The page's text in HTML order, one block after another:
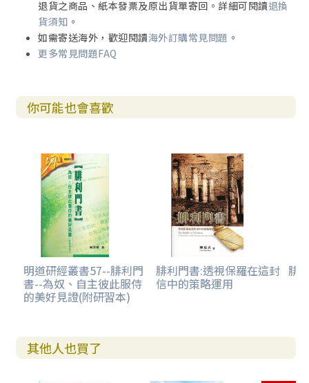
退貨之商品、紙本發票及原出貨單寄回。詳細可閱讀退換
貨須知 。
如需寄送海外，歡迎閱讀海外訂購常見問題 。
更多常見問題FAQ
你可能也會喜歡
明道研經叢書57--腓利門
書--為奴、自主彼此服侍
的美好見證(附研習本)
腓利門書:透視保羅在這封
信中的策略運用
腓
其他人也買了